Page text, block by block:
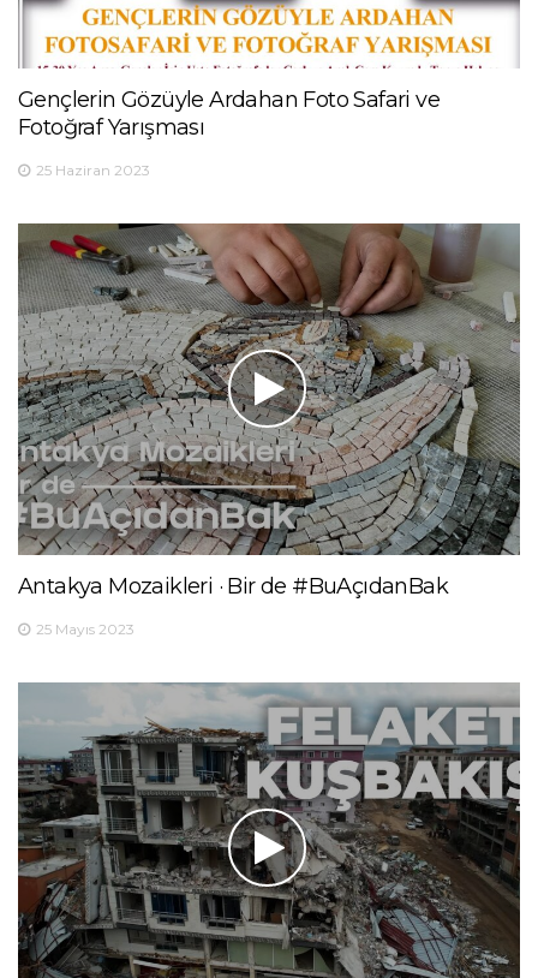
Gençlerin Gözüyle Ardahan Foto Safari ve
Fotoğraf Yarışması
25 Haziran 2023
Antakya Mozaikleri · Bir de #BuAçıdanBak
25 Mayıs 2023